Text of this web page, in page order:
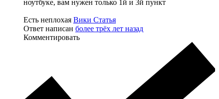
ноутбуке, вам нужен только 1й и 3й пункт
Есть неплохая Вики Статья
Ответ написан более трёх лет назад
Комментировать